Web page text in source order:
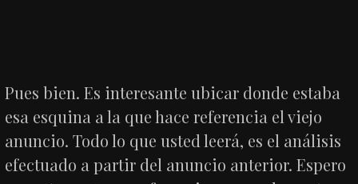
Pues bien. Es interesante ubicar donde estaba
esa esquina a la que hace referencia el viejo
anuncio. Todo lo que usted leerá, es el análisis
efectuado a partir del anuncio anterior. Espero